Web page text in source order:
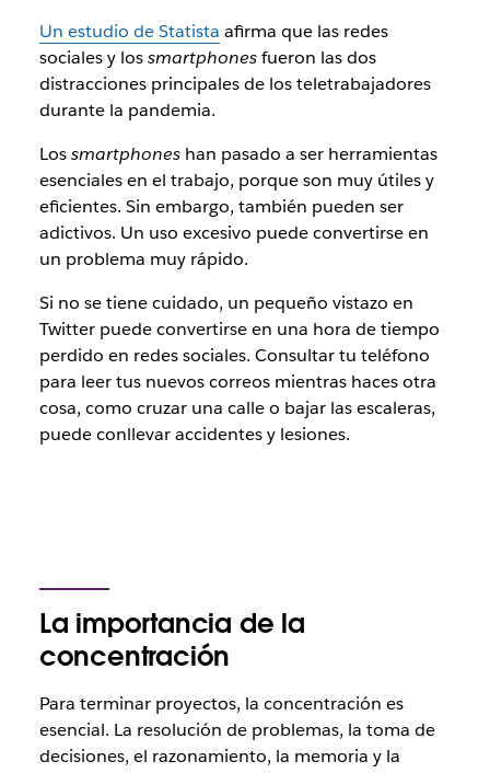
Un estudio de Statista afirma que las redes
sociales y lossmartphonesfueron las dos
distracciones principales de los teletrabajadores
durante la pandemia.
Lossmartphoneshan pasado a ser herramientas
esenciales en el trabajo, porque son muy útiles y
eficientes. Sin embargo, también pueden ser
adictivos. Un uso excesivo puede convertirse en
un problema muy rápido.
Si no se tiene cuidado, un pequeño vistazo en
Twitter puede convertirse en una hora de tiempo
perdido en redes sociales. Consultar tu teléfono
para leer tus nuevos correos mientras haces otra
cosa, como cruzar una calle o bajar las escaleras,
puede conllevar accidentes y lesiones.
La importancia de la
concentración
Para terminar proyectos, la concentración es
esencial. La resolución de problemas, la toma de
decisiones, el razonamiento, la memoria y la